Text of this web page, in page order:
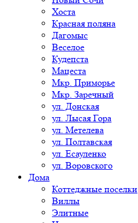
Хоста
Красная поляна
Дагомыс
Веселое
Кудепста
Мацеста
Мкр. Приморье
Мкр. Заречный
ул. Донская
ул. Лысая Гора
ул. Метелева
ул. Полтавская
ул. Есауленко
ул. Воровского
Дома
Коттеджные поселки
Виллы
Элитные